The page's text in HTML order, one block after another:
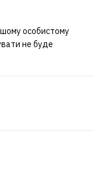
особистому
не буде